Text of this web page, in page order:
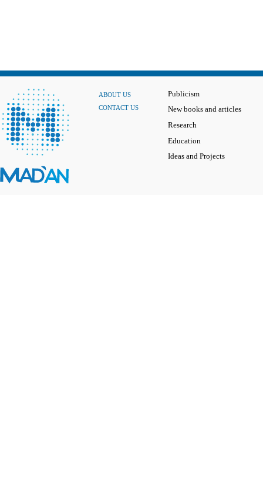
ABOUT US
CONTACT US
Publicism
New books and articles
Research
Education
Ideas and Projects